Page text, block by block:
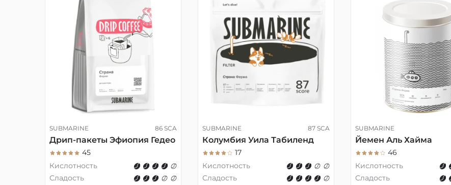
SUBMARINE 86 SCA
Дрип-пакеты Эфиопия Гедео
45
Кислотность
Сладость
SUBMARINE 87 SCA
Колумбия Уила Табиленд
17
Кислотность
Сладость
SUBMARINE
Йемен Аль Хайма
46
Кислотность
Сладость